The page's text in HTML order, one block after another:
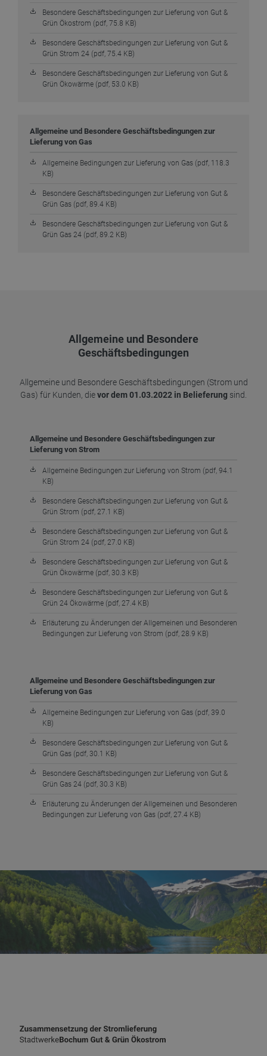
Besondere Geschäftsbedingungen zur Lieferung von Gut &
Grün Ökostrom (pdf, 75.8 KB)
Besondere Geschäftsbedingungen zur Lieferung von Gut &
Grün Strom 24 (pdf, 75.4 KB)
Besondere Geschäftsbedingungen zur Lieferung von Gut &
Grün Ökowärme (pdf, 53.0 KB)
Allgemeine und Besondere Geschäftsbedingungen zur
Lieferung von Gas
Allgemeine Bedingungen zur Lieferung von Gas (pdf, 118.3
KB)
Besondere Geschäftsbedingungen zur Lieferung von Gut &
Grün Gas (pdf, 89.4 KB)
Besondere Geschäftsbedingungen zur Lieferung von Gut &
Grün Gas 24 (pdf, 89.2 KB)
Allgemeine und Besondere
Geschäftsbedingungen
Allgemeine und Besondere Geschäftsbedingungen (Strom und
Gas) für Kunden, dievor dem 01.03.2022 in Belieferung sind.
Allgemeine und Besondere Geschäftsbedingungen zur
Lieferung von Strom
Allgemeine Bedingungen zur Lieferung von Strom (pdf, 94.1
KB)
Besondere Geschäftsbedingungen zur Lieferung von Gut &
Grün Strom (pdf, 27.1 KB)
Besondere Geschäftsbedingungen zur Lieferung von Gut &
Grün Strom 24 (pdf, 27.0 KB)
Besondere Geschäftsbedingungen zur Lieferung von Gut &
Grün Ökowärme (pdf, 30.3 KB)
Besondere Geschäftsbedingungen zur Lieferung von Gut &
Grün 24 Ökowärme (pdf, 27.4 KB)
Erläuterung zu Änderungen der Allgemeinen und Besonderen
Bedingungen zur Lieferung von Strom (pdf, 28.9 KB)
Allgemeine und Besondere Geschäftsbedingungen zur
Lieferung von Gas
Allgemeine Bedingungen zur Lieferung von Gas (pdf, 39.0
KB)
Besondere Geschäftsbedingungen zur Lieferung von Gut &
Grün Gas (pdf, 30.1 KB)
Besondere Geschäftsbedingungen zur Lieferung von Gut &
Grün Gas 24 (pdf, 30.3 KB)
Erläuterung zu Änderungen der Allgemeinen und Besonderen
Bedingungen zur Lieferung von Gas (pdf, 27.4 KB)